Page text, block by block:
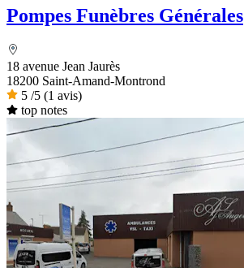
Pompes Funèbres Générales
18 avenue Jean Jaurès
18200 Saint-Amand-Montrond
5 /5 (1 avis)
top notes